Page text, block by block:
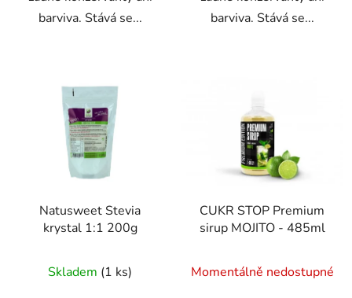
barviva. Stává se...
barviva. Stává se...
Natusweet Stevia
krystal 1:1 200g
Skladem (1 ks)
CUKR STOP Premium
sirup MOJITO - 485ml
Momentálně nedostupné